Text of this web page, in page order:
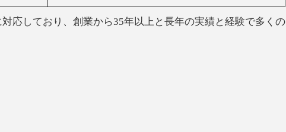
応しており、創業から35年以上と長年の実績と経験で多くの